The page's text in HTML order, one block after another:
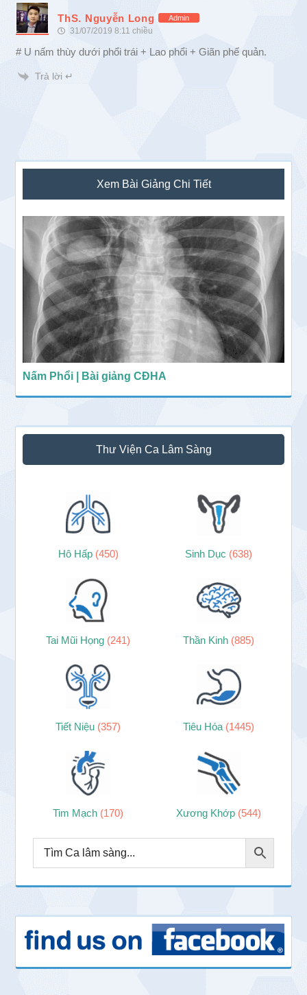
ThS. Nguyễn Long Admin
31/07/2019 8:11 chiều
# U nấm thùy dưới phổi trái + Lao phổi + Giãn phế quản.
Trả lời ↵
Sidebar
chính
Xem Bài Giảng Chi Tiết
Nấm Phổi | Bài giảng CĐHA
Thư Viện Ca Lâm Sàng
Hô Hấp (450) Sinh Dục (638)
Tai Mũi Họng (241) Thần Kinh (885)
Tiết Niệu (357) Tiêu Hóa (1445)
Tim Mạch (170) Xương Khớp (544)